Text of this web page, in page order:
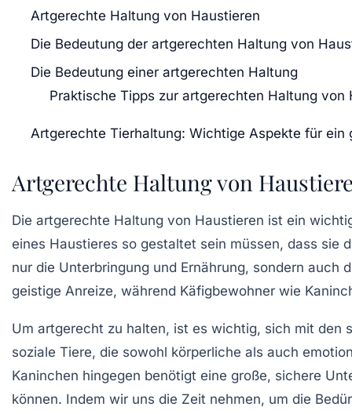
Artgerechte Haltung von Haustieren
Die Bedeutung der artgerechten Haltung von
Die Bedeutung einer artgerechten Haltung
Praktische Tipps zur artgerechten Haltung von
Artgerechte Tierhaltung: Wichtige Aspekte für ein
Artgerechte Haltung von
Die artgerechte Haltung von Haustieren ist ein
eines Haustieres so gestaltet sein müssen, dass sie
nur die Unterbringung und Ernährung, sondern auch
geistige Anreize, während Käfigbewohner wie
Um artgerecht zu halten, ist es wichtig, sich mit den
soziale Tiere, die sowohl körperliche als auch
Kaninchen hingegen benötigt eine große, sichere
können. Indem wir uns die Zeit nehmen, um die